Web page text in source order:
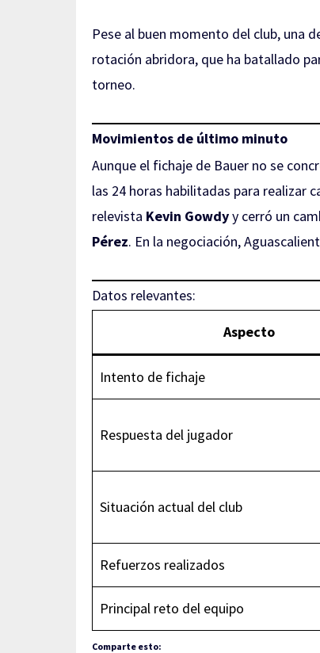
Pese al buen momento del club, una
rotación abridora, que ha batallado
torneo.
Movimientos de último minuto
Aunque el fichaje de Bauer no se
las 24 horas habilitadas para realizar
relevista Kevin Gowdyy cerró un
Pérez. En la negociación,
Datos relevantes:
Aspecto
Intento de fichaje
Respuesta del jugador
Situación actual del club
Refuerzos realizados
Principal reto del equipo
Comparte esto: